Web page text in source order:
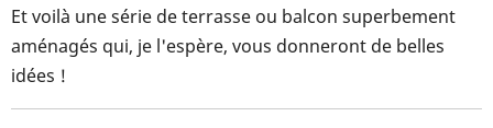
Et voilà une série de terrasse ou balcon superbement
aménagés qui, je l'espère, vous donneront de belles
idées !